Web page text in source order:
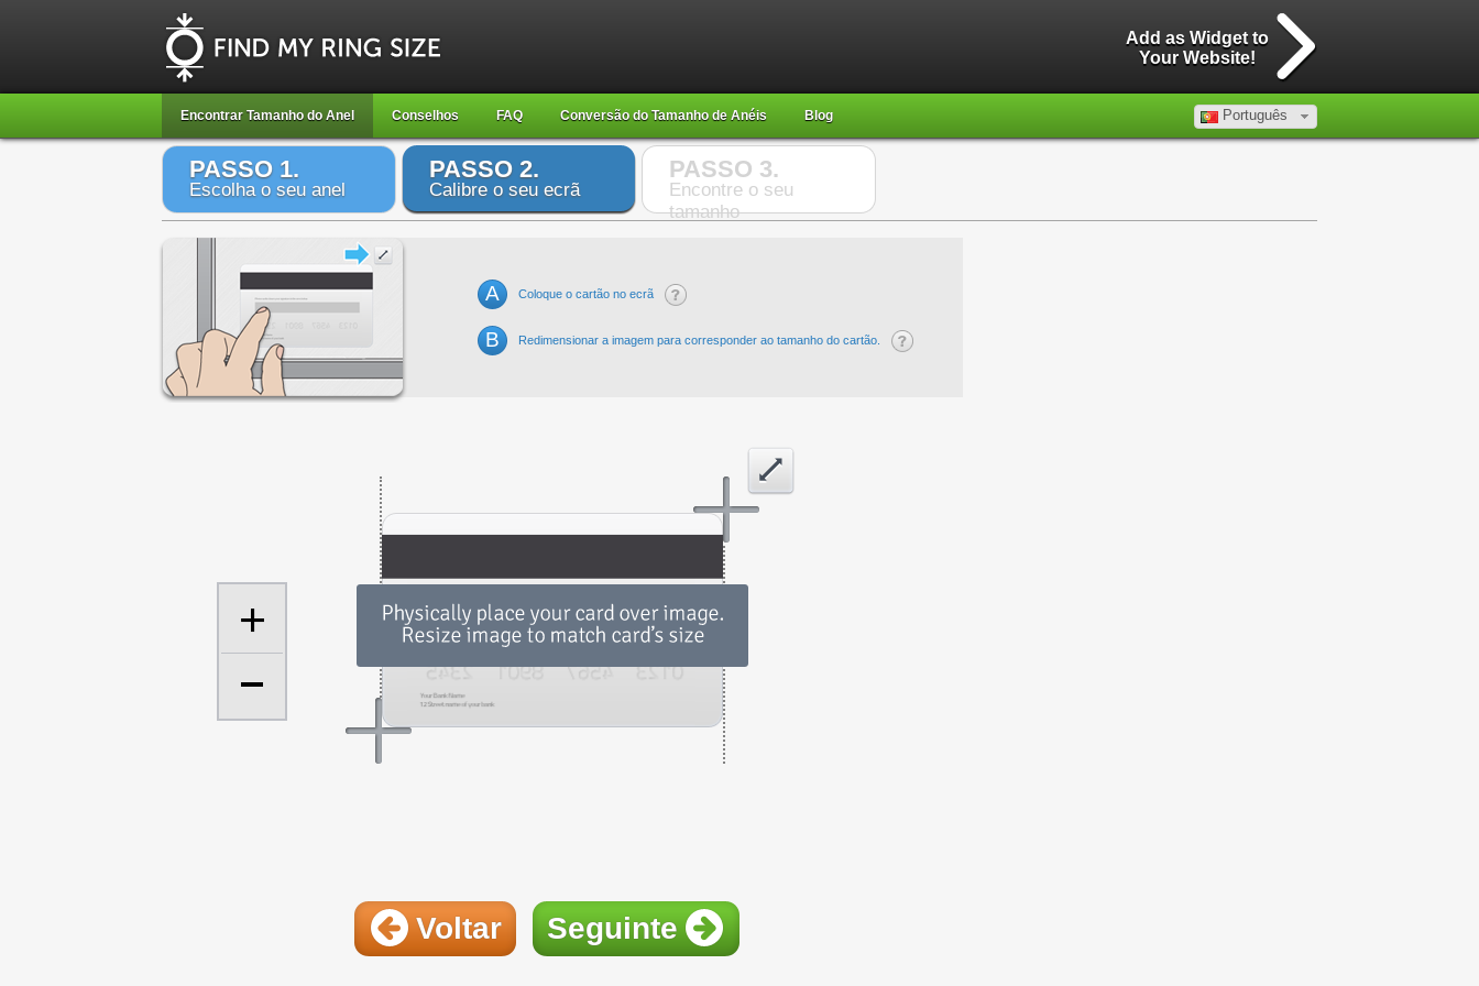
Add as Widget to
Your Website!
Encontrar Tamanho do Anel Conselhos FAQ Conversão do Tamanho de Anéis Blog Português
PASSO 1.
Escolha o seu anel
PASSO 2.
Calibre o seu ecrã
PASSO 3.
Encontre o seu
tamanho
A Coloque o cartão no ecrã
B Redimensionar a imagem para corresponder ao tamanho do cartão.
+
Voltar Seguinte